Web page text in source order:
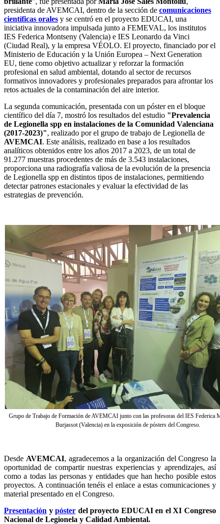
presidenta de AVEMCAI, dentro de la sección de comunicaciones
científicas orales y se centró en el proyecto EDUCAI, una
iniciativa innovadora impulsada junto a FEMEVAL, los institutos
IES Federica Montseny (Valencia) e IES Leonardo da Vinci
(Ciudad Real), y la empresa VÉOLO. El proyecto, financiado por el
Ministerio de Educación y la Unión Europea – Next Generation
EU, tiene como objetivo actualizar y reforzar la formación
profesional en salud ambiental, dotando al sector de recursos
formativos innovadores y profesionales preparados para afrontar los
retos actuales de la contaminación del aire interior.
La segunda comunicación, presentada con un póster en el bloque
científico del día 7, mostró los resultados del estudio "Prevalencia
de Legionella spp en instalaciones de la Comunidad Valenciana
(2017-2023)", realizado por el grupo de trabajo de Legionella de
AVEMCAI. Este análisis, realizado en base a los resultados
analíticos obtenidos entre los años 2017 a 2023, de un total de
91.277 muestras procedentes de más de 3.543 instalaciones,
proporciona una radiografía valiosa de la evolución de la presencia
de Legionella spp en distintos tipos de instalaciones, permitiendo
detectar patrones estacionales y evaluar la efectividad de las
estrategias de prevención.
Grupo de Trabajo de Formación de AVEMCAI junto con las profesoras del IES Federica
Burjassot (Valencia) en la exposición de pósters del Congreso.
Desde AVEMCAI, agradecemos a la organización del Congreso la
oportunidad de compartir nuestras experiencias y aprendizajes, así
como a todas las personas y entidades que han hecho posible estos
proyectos. A continuación tenéis el enlace a estas comunicaciones y
material presentado en el Congreso.
Presentación ypóster del proyecto EDUCAI en el XI Congreso
Nacional de Legionela y Calidad Ambiental.